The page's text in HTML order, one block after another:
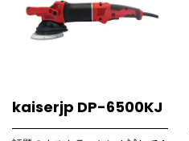
kaiserjp DP-6500KJ